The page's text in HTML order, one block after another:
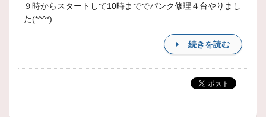
９時からスタートして10時まででパンク修理４台やりまし
た(*^^*)
続きを読む